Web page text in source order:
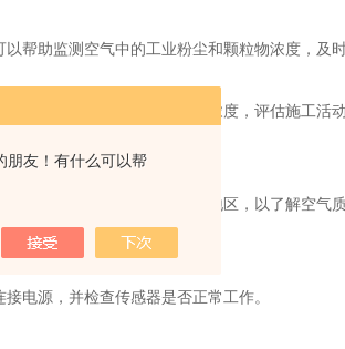
朋友！有什么可以帮
助监测空气中的工业粉尘和颗粒物浓度，及时
空气中的粉尘和细颗粒物浓度，评估施工活
城市街道、公园、学校等地区，以了解空气
户只需按照以下步骤进行操作：
源，并检查传感器是否正常工作。